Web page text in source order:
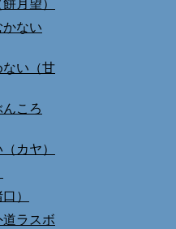
月望）
ない
ない（甘
ころ
カヤ）
）
ラスボ